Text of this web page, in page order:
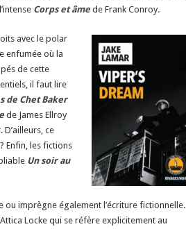
Corps et âmede Frank Conroy.
avec le polar
enfumée où la
de cette
il faut lire
de Chet Baker
de James Ellroy
ce
? Enfin, les fictions
Un soir au
ou imprègne également l’écriture fictionnelle.
Locke qui se réfère explicitement au